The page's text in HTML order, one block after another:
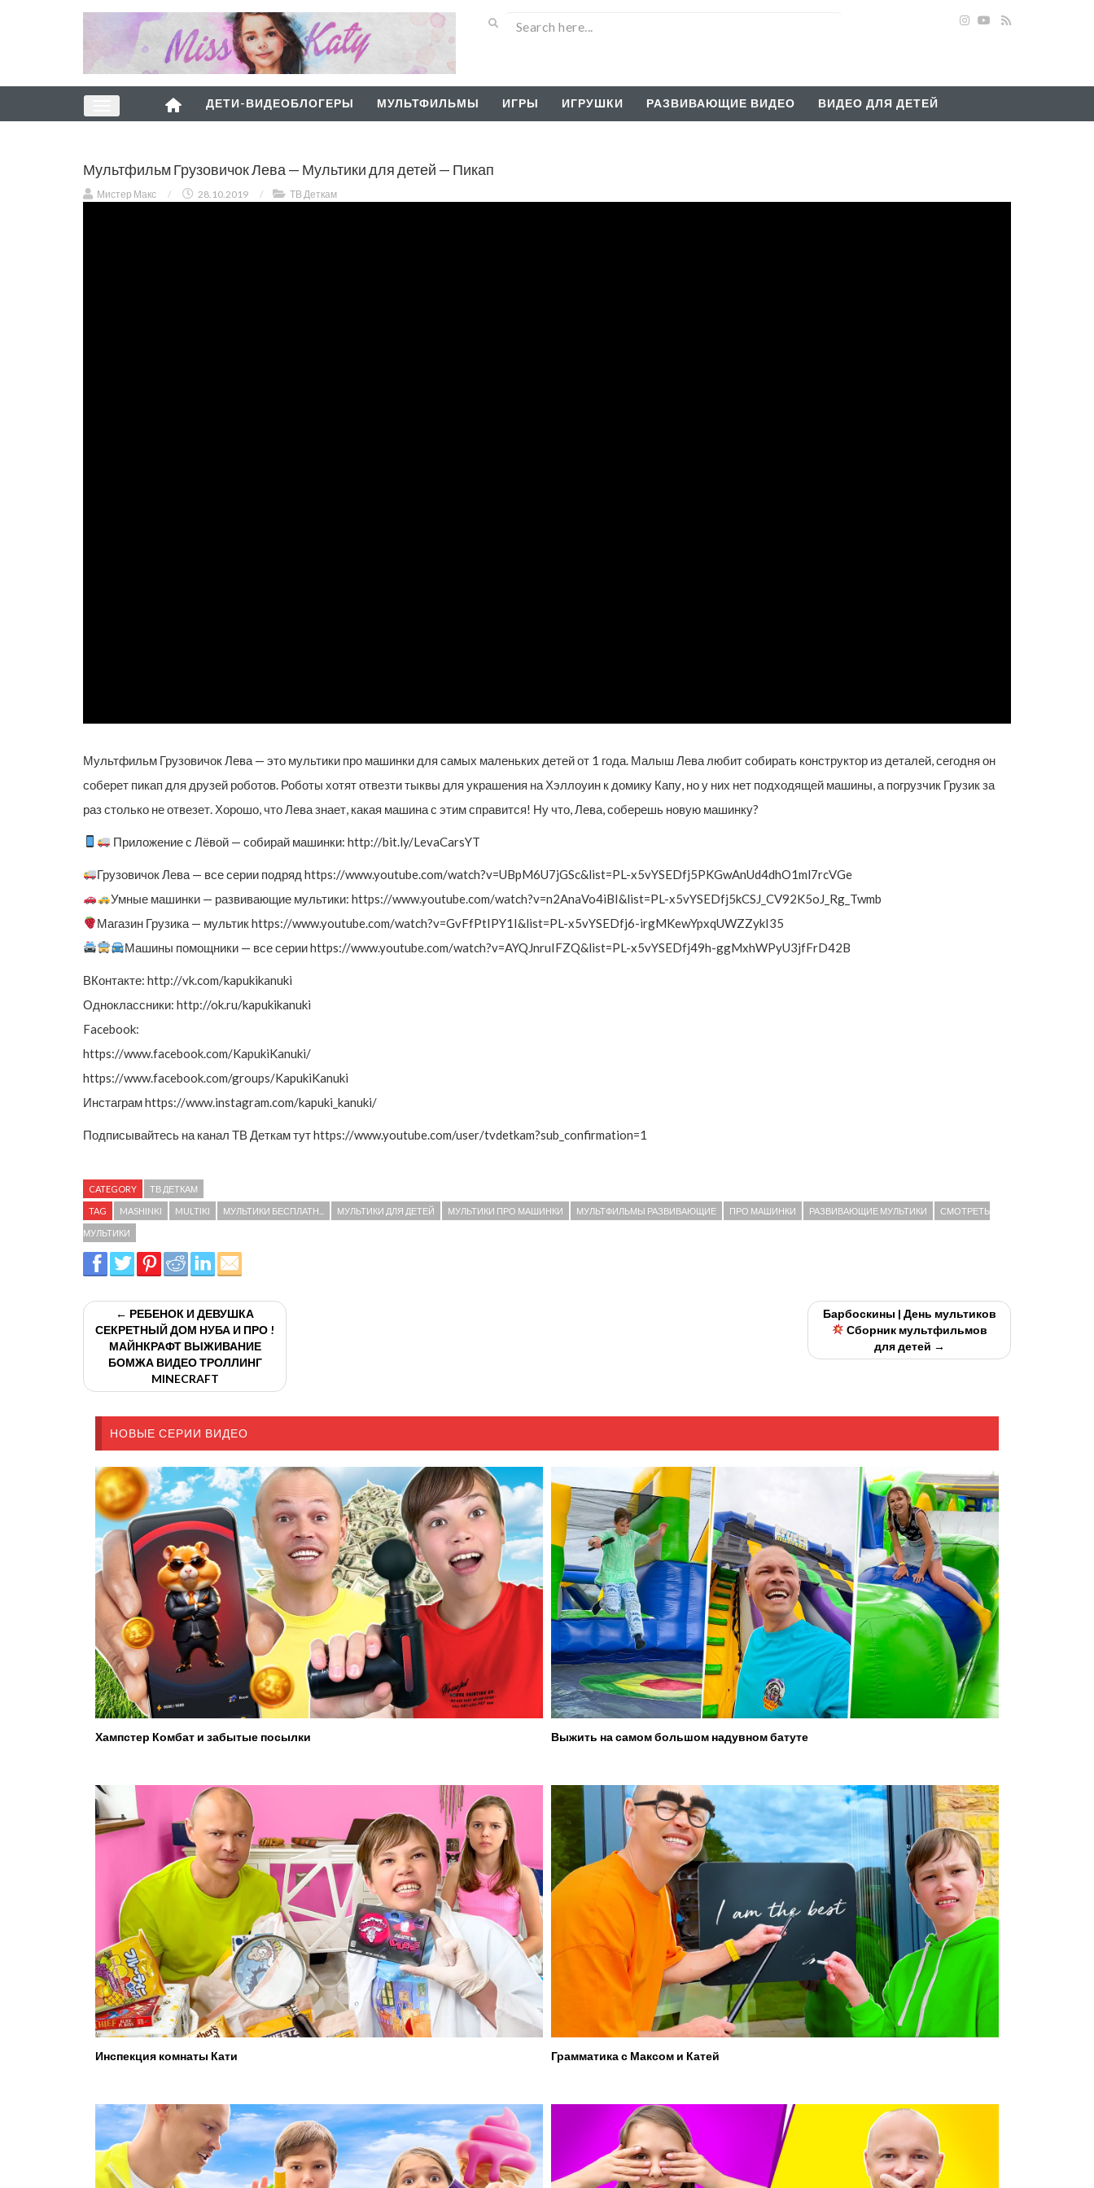
ДЕТИ-ВИДЕОБЛОГЕРЫ МУЛЬТФИЛЬМЫ ИГРЫ ИГРУШКИ РАЗВИВАЮЩИЕ ВИДЕО ВИДЕО ДЛЯ ДЕТЕЙ
Мультфильм Грузовичок Лева — Мультики для детей — Пикап
Мистер Макс / 28.10.2019 / ТВ Деткам
Мультфильм Грузовичок Лева — это мультики про машинки для самых маленьких детей от 1 года. Малыш Лева любит собирать конструктор из деталей, сегодня он
соберет пикап для друзей роботов. Роботы хотят отвезти тыквы для украшения на Хэллоуин к домику Капу, но у них нет подходящей машины, а погрузчик Грузик за
раз столько не отвезет. Хорошо, что Лева знает, какая машина с этим справится! Ну что, Лева, соберешь новую машинку?
Приложение с Лёвой — собирай машинки: http://bit.ly/LevaCarsYT
Грузовичок Лева — все серии подряд https://www.youtube.com/watch?v=UBpM6U7jGSc&list=PL-x5vYSEDfj5PKGwAnUd4dhO1ml7rcVGe
Умные машинки — развивающие мультики: https://www.youtube.com/watch?v=n2AnaVo4iBI&list=PL-x5vYSEDfj5kCSJ_CV92K5oJ_Rg_Twmb
Магазин Грузика — мультик https://www.youtube.com/watch?v=GvFfPtIPY1I&list=PL-x5vYSEDfj6-irgMKewYpxqUWZZykI35
Машины помощники — все серии https://www.youtube.com/watch?v=AYQJnruIFZQ&list=PL-x5vYSEDfj49h-ggMxhWPyU3jfFrD42B
ВКонтакте: http://vk.com/kapukikanuki
Одноклассники: http://ok.ru/kapukikanuki
Facebook:
https://www.facebook.com/KapukiKanuki/
https://www.facebook.com/groups/KapukiKanuki
Инстаграм https://www.instagram.com/kapuki_kanuki/
Подписывайтесь на канал ТВ Деткам тут https://www.youtube.com/user/tvdetkam?sub_confirmation=1
CATEGORY ТВ ДЕТКАМ
TAG MASHINKI MULTIKI МУЛЬТИКИ БЕСПЛАТН... МУЛЬТИКИ ДЛЯ ДЕТЕЙ МУЛЬТИКИ ПРО МАШИНКИ МУЛЬТФИЛЬМЫ РАЗВИВАЮЩИЕ ПРО МАШИНКИ РАЗВИВАЮЩИЕ МУЛЬТИКИ СМОТРЕТЬ
МУЛЬТИКИ
← РЕБЕНОК И ДЕВУШКА
СЕКРЕТНЫЙ ДОМ НУБА И ПРО !
МАЙНКРАФТ ВЫЖИВАНИЕ
БОМЖА ВИДЕО ТРОЛЛИНГ
MINECRAFT
Барбоскины | День мультиков
Сборник мультфильмов
для детей →
НОВЫЕ СЕРИИ ВИДЕО
Хампстер Комбат и забытые посылки Выжить на самом большом надувном батуте
Инспекция комнаты Кати Грамматика с Максом и Катей